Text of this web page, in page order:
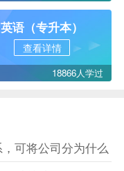
英语（专升本）
查看详情
18866人学过
可将公司分为什么